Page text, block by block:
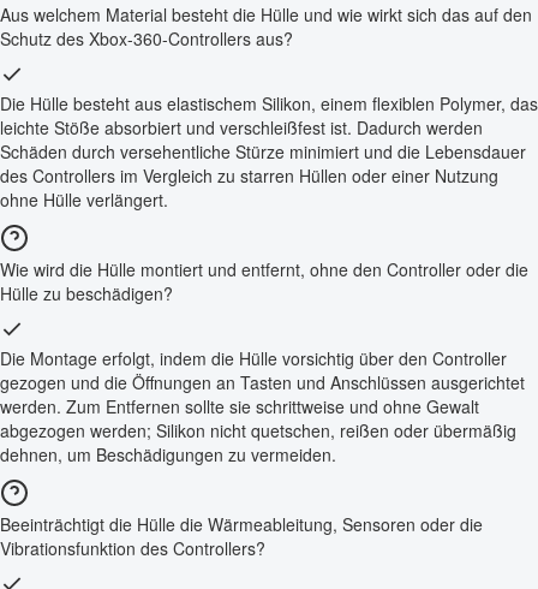
Aus welchem Material besteht die Hülle und wie wirkt sich das auf den
Schutz des Xbox-360-Controllers aus?
Die Hülle besteht aus elastischem Silikon, einem flexiblen Polymer, das
leichte Stöße absorbiert und verschleißfest ist. Dadurch werden
Schäden durch versehentliche Stürze minimiert und die Lebensdauer
des Controllers im Vergleich zu starren Hüllen oder einer Nutzung
ohne Hülle verlängert.
Wie wird die Hülle montiert und entfernt, ohne den Controller oder die
Hülle zu beschädigen?
Die Montage erfolgt, indem die Hülle vorsichtig über den Controller
gezogen und die Öffnungen an Tasten und Anschlüssen ausgerichtet
werden. Zum Entfernen sollte sie schrittweise und ohne Gewalt
abgezogen werden; Silikon nicht quetschen, reißen oder übermäßig
dehnen, um Beschädigungen zu vermeiden.
Beeinträchtigt die Hülle die Wärmeableitung, Sensoren oder die
Vibrationsfunktion des Controllers?